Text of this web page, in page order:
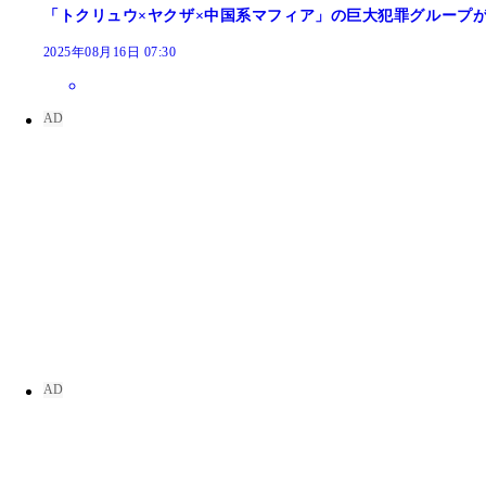
「トクリュウ×ヤクザ×中国系マフィア」の巨大犯罪グループ
2025年08月16日 07:30